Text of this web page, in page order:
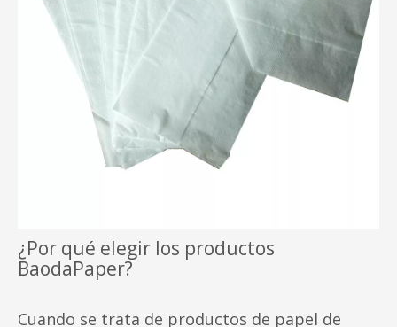
¿Por qué elegir los productos
BaodaPaper?
Cuando se trata de productos de papel de